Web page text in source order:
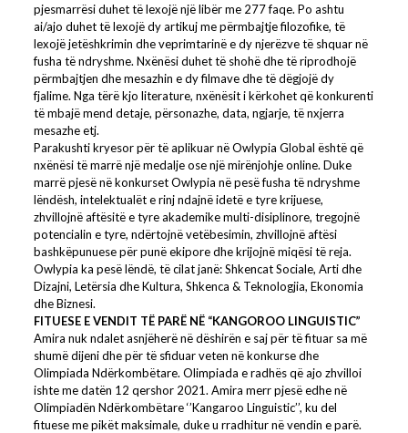
pjesmarrësi duhet të lexojë një libër me 277 faqe. Po ashtu
ai/ajo duhet të lexojë dy artikuj me përmbajtje filozofike, të
lexojë jetëshkrimin dhe veprimtarinë e dy njerëzve të shquar në
fusha të ndryshme. Nxënësi duhet të shohë dhe të riprodhojë
përmbajtjen dhe mesazhin e dy filmave dhe të dëgjojë dy
fjalime. Nga tërë kjo literature, nxënësit i kërkohet që konkurenti
të mbajë mend detaje, përsonazhe, data, ngjarje, të nxjerra
mesazhe etj.
Parakushti kryesor për të aplikuar në Owlypia Global është që
nxënësi të marrë një medalje ose një mirënjohje online. Duke
marrë pjesë në konkurset Owlypia në pesë fusha të ndryshme
lëndësh, intelektualët e rinj ndajnë idetë e tyre krijuese,
zhvillojnë aftësitë e tyre akademike multi-disiplinore, tregojnë
potencialin e tyre, ndërtojnë vetëbesimin, zhvillojnë aftësi
bashkëpunuese për punë ekipore dhe krijojnë miqësi të reja.
Owlypia ka pesë lëndë, të cilat janë: Shkencat Sociale, Arti dhe
Dizajni, Letërsia dhe Kultura, Shkenca & Teknologjia, Ekonomia
dhe Biznesi.
FITUESE E VENDIT TË PARË NË “KANGOROO LINGUISTIC”
Amira nuk ndalet asnjëherë në dëshirën e saj për të fituar sa më
shumë dijeni dhe për të sfiduar veten në konkurse dhe
Olimpiada Ndërkombëtare. Olimpiada e radhës që ajo zhvilloi
ishte me datën 12 qershor 2021. Amira merr pjesë edhe në
Olimpiadën Ndërkombëtare ‘’Kangaroo Linguistic’’, ku del
fituese me pikët maksimale, duke u rradhitur në vendin e parë.